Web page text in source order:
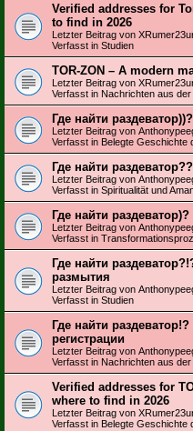
Verified addresses for
to find in 2026
Letzter Beitrag von
Verfasst in Studien
TOR-ZON – A modern
Letzter Beitrag von
Verfasst in Nachrichten aus
Где найти
Letzter Beitrag von
Verfasst in Belegte Geschichte
Где найти
Letzter Beitrag von
Verfasst in Spiritualität und
Где найти
Letzter Beitrag von
Verfasst in
Где найти
размытия
Letzter Beitrag von
Verfasst in Studien
Где найти
регистрации
Letzter Beitrag von
Verfasst in Nachrichten aus
Verified addresses for
where to find in 2026
Letzter Beitrag von
Verfasst in Belegte Geschichte